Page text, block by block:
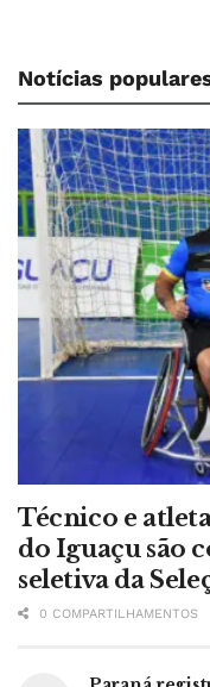
Notícias
Técnico e
do Iguaçu são
seletiva da
0 COMPARTILHAMENTOS